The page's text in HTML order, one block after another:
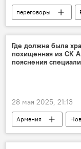
переговоры
Где должна была
похищенная из СК
пояснения
28 мая 2025, 21:13
Армения
Аналитика